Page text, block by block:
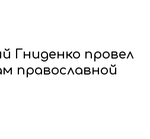
Гниденко провел
православной